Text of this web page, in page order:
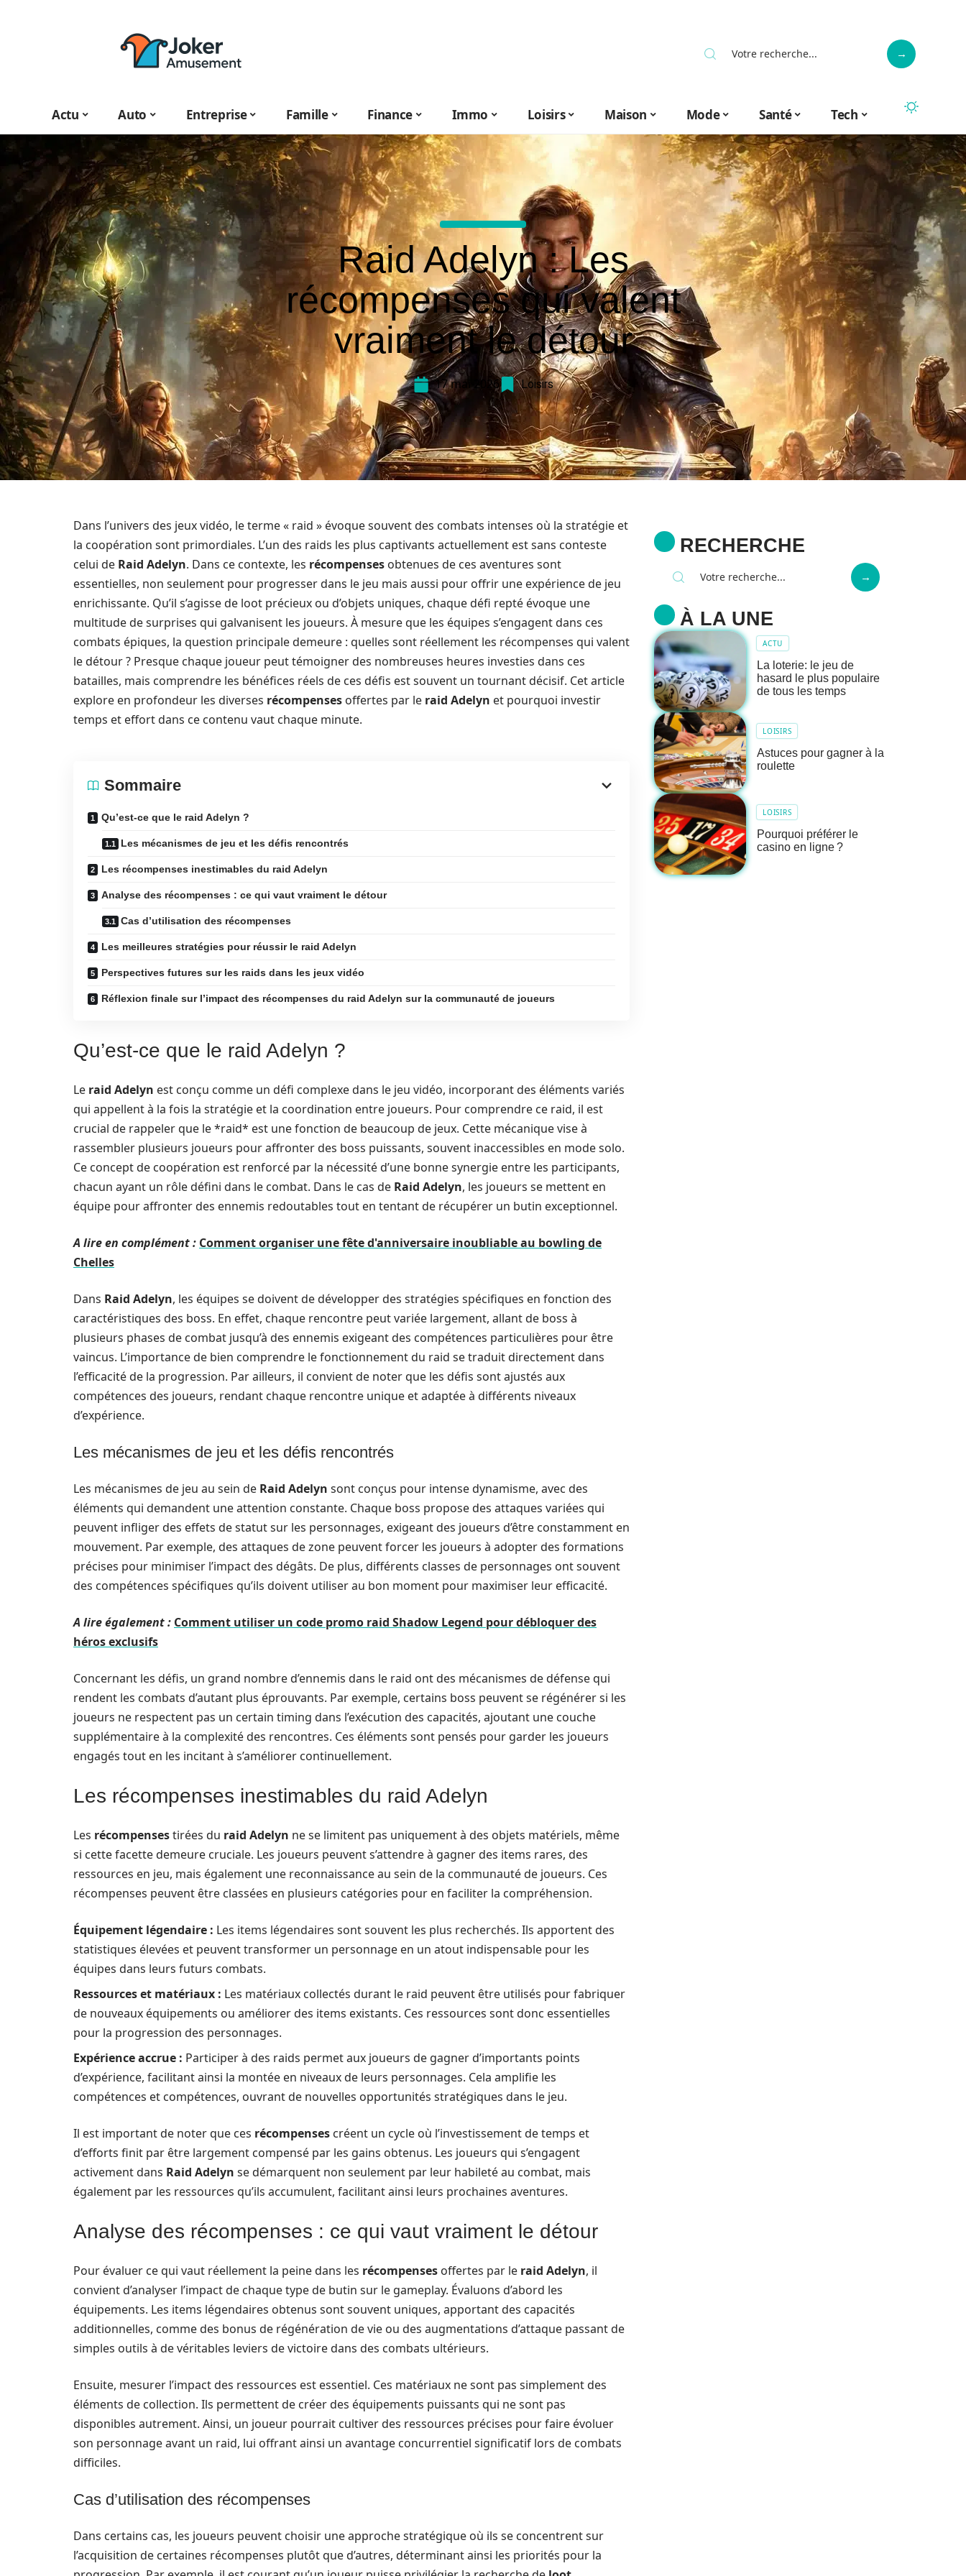
Actu Auto Entreprise Famille Finance Immo Loisirs Maison Mode Santé Tech
Raid Adelyn : Les
récompenses qui valent
vraiment le détour
17 mai 2026 Loisirs
Dans l’univers des jeux vidéo, le terme « raid » évoque souvent des combats intenses où la stratégie et
la coopération sont primordiales. L’un des raids les plus captivants actuellement est sans conteste
celui de Raid Adelyn. Dans ce contexte, les récompenses obtenues de ces aventures sont
essentielles, non seulement pour progresser dans le jeu mais aussi pour offrir une expérience de jeu
enrichissante. Qu’il s’agisse de loot précieux ou d’objets uniques, chaque défi repté évoque une
multitude de surprises qui galvanisent les joueurs. À mesure que les équipes s’engagent dans ces
combats épiques, la question principale demeure : quelles sont réellement les récompenses qui valent
le détour ? Presque chaque joueur peut témoigner des nombreuses heures investies dans ces
batailles, mais comprendre les bénéfices réels de ces défis est souvent un tournant décisif. Cet article
explore en profondeur les diverses récompenses offertes par le raid Adelyn et pourquoi investir
temps et effort dans ce contenu vaut chaque minute.
Sommaire
Qu’est-ce que le raid Adelyn ?
Les mécanismes de jeu et les défis rencontrés
Les récompenses inestimables du raid Adelyn
Analyse des récompenses : ce qui vaut vraiment le détour
Cas d’utilisation des récompenses
Les meilleures stratégies pour réussir le raid Adelyn
Perspectives futures sur les raids dans les jeux vidéo
Réflexion finale sur l’impact des récompenses du raid Adelyn sur la communauté de joueurs
Qu’est-ce que le raid Adelyn ?
Le raid Adelyn est conçu comme un défi complexe dans le jeu vidéo, incorporant des éléments variés
qui appellent à la fois la stratégie et la coordination entre joueurs. Pour comprendre ce raid, il est
crucial de rappeler que le *raid* est une fonction de beaucoup de jeux. Cette mécanique vise à
rassembler plusieurs joueurs pour affronter des boss puissants, souvent inaccessibles en mode solo.
Ce concept de coopération est renforcé par la nécessité d’une bonne synergie entre les participants,
chacun ayant un rôle défini dans le combat. Dans le cas de Raid Adelyn, les joueurs se mettent en
équipe pour affronter des ennemis redoutables tout en tentant de récupérer un butin exceptionnel.
A lire en complément : Comment organiser une fête d'anniversaire inoubliable au bowling de
Chelles
Dans Raid Adelyn, les équipes se doivent de développer des stratégies spécifiques en fonction des
caractéristiques des boss. En effet, chaque rencontre peut variée largement, allant de boss à
plusieurs phases de combat jusqu’à des ennemis exigeant des compétences particulières pour être
vaincus. L’importance de bien comprendre le fonctionnement du raid se traduit directement dans
l’efficacité de la progression. Par ailleurs, il convient de noter que les défis sont ajustés aux
compétences des joueurs, rendant chaque rencontre unique et adaptée à différents niveaux
d’expérience.
Les mécanismes de jeu et les défis rencontrés
Les mécanismes de jeu au sein de Raid Adelyn sont conçus pour intense dynamisme, avec des
éléments qui demandent une attention constante. Chaque boss propose des attaques variées qui
peuvent infliger des effets de statut sur les personnages, exigeant des joueurs d’être constamment en
mouvement. Par exemple, des attaques de zone peuvent forcer les joueurs à adopter des formations
précises pour minimiser l’impact des dégâts. De plus, différents classes de personnages ont souvent
des compétences spécifiques qu’ils doivent utiliser au bon moment pour maximiser leur efficacité.
A lire également : Comment utiliser un code promo raid Shadow Legend pour débloquer des
héros exclusifs
Concernant les défis, un grand nombre d’ennemis dans le raid ont des mécanismes de défense qui
rendent les combats d’autant plus éprouvants. Par exemple, certains boss peuvent se régénérer si les
joueurs ne respectent pas un certain timing dans l’exécution des capacités, ajoutant une couche
supplémentaire à la complexité des rencontres. Ces éléments sont pensés pour garder les joueurs
engagés tout en les incitant à s’améliorer continuellement.
Les récompenses inestimables du raid Adelyn
Les récompensestirées du raid Adelyn ne se limitent pas uniquement à des objets matériels, même
si cette facette demeure cruciale. Les joueurs peuvent s’attendre à gagner des items rares, des
ressources en jeu, mais également une reconnaissance au sein de la communauté de joueurs. Ces
récompenses peuvent être classées en plusieurs catégories pour en faciliter la compréhension.
Équipement légendaire : Les items légendaires sont souvent les plus recherchés. Ils apportent des
statistiques élevées et peuvent transformer un personnage en un atout indispensable pour les
équipes dans leurs futurs combats.
Ressources et matériaux : Les matériaux collectés durant le raid peuvent être utilisés pour fabriquer
de nouveaux équipements ou améliorer des items existants. Ces ressources sont donc essentielles
pour la progression des personnages.
Expérience accrue : Participer à des raids permet aux joueurs de gagner d’importants points
d’expérience, facilitant ainsi la montée en niveaux de leurs personnages. Cela amplifie les
compétences et compétences, ouvrant de nouvelles opportunités stratégiques dans le jeu.
Il est important de noter que ces récompenses créent un cycle où l’investissement de temps et
d’efforts finit par être largement compensé par les gains obtenus. Les joueurs qui s’engagent
activement dans Raid Adelyn se démarquent non seulement par leur habileté au combat, mais
également par les ressources qu’ils accumulent, facilitant ainsi leurs prochaines aventures.
Analyse des récompenses : ce qui vaut vraiment le détour
Pour évaluer ce qui vaut réellement la peine dans les récompenses offertes par le raid Adelyn, il
convient d’analyser l’impact de chaque type de butin sur le gameplay. Évaluons d’abord les
équipements. Les items légendaires obtenus sont souvent uniques, apportant des capacités
additionnelles, comme des bonus de régénération de vie ou des augmentations d’attaque passant de
simples outils à de véritables leviers de victoire dans des combats ultérieurs.
Ensuite, mesurer l’impact des ressources est essentiel. Ces matériaux ne sont pas simplement des
éléments de collection. Ils permettent de créer des équipements puissants qui ne sont pas
disponibles autrement. Ainsi, un joueur pourrait cultiver des ressources précises pour faire évoluer
son personnage avant un raid, lui offrant ainsi un avantage concurrentiel significatif lors de combats
difficiles.
Cas d’utilisation des récompenses
Dans certains cas, les joueurs peuvent choisir une approche stratégique où ils se concentrent sur
l’acquisition de certaines récompenses plutôt que d’autres, déterminant ainsi les priorités pour la
RECHERCHE
À LA UNE
ACTU
La loterie: le jeu de
hasard le plus populaire
de tous les temps
LOISIRS
Astuces pour gagner à la
roulette
LOISIRS
Pourquoi préférer le
casino en ligne ?